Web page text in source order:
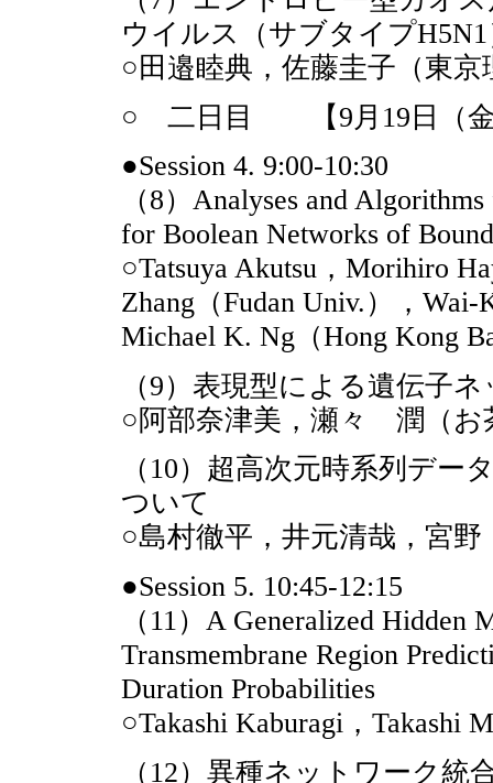
ウイルス（サブタイプ
○田邉睦典，佐藤圭子（東京
○ 二日目 【9月19日（金
●Session 4. 9:00-10:30
（8）Analyses and
for Boolean Networks of
○Tatsuya Akutsu，Morihiro
Zhang（Fudan Univ.），
Michael K. Ng（Hong Kong
（9）表現型による遺伝子
○阿部奈津美，瀬々 潤（お
（10）超高次元時系列デ
ついて
○島村徹平，井元清哉，宮
●Session 5. 10:45-12:15
（11）A Generalized Hidden
Transmembrane Region
Duration Probabilities
○Takashi Kaburagi，Takashi
（12）異種ネットワーク